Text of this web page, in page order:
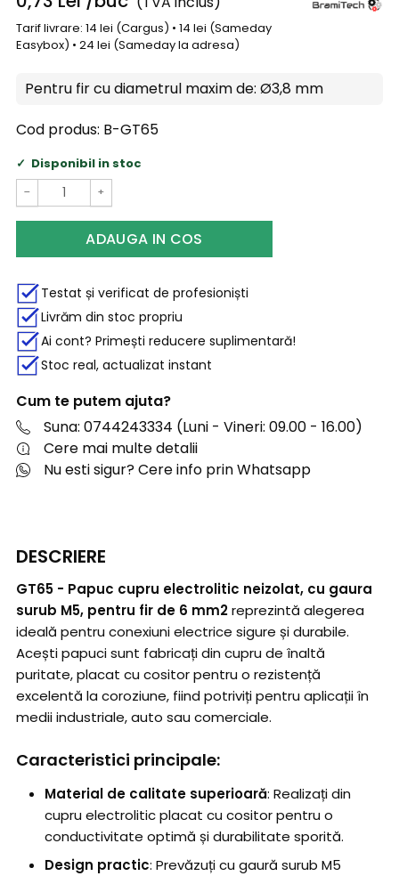
Tarif livrare: 14 lei (Cargus) • 14 lei (Sameday
Easybox) • 24 lei (Sameday la adresa)
Cod produs: B-GT65
Pentru fir cu diametrul maxim de: Ø3,8 mm
Disponibil in stoc
− +
ADAUGA IN COS
Testat și verificat de profesioniști
Livrăm din stoc propriu
Ai cont? Primești reducere suplimentară!
Stoc real, actualizat instant
Cum te putem ajuta?
Suna: 0744243334 (Luni - Vineri: 09.00 - 16.00)
Cere mai multe detalii
Nu esti sigur? Cere info prin Whatsapp
DESCRIERE
GT65 - Papuc cupru electrolitic neizolat, cu gaura
surub M5, pentru fir de 6 mm2reprezintă alegerea
ideală pentru conexiuni electrice sigure și durabile.
Acești papuci sunt fabricați din cupru de înaltă
puritate, placat cu cositor pentru o rezistență
excelentă la coroziune, fiind potriviți pentru aplicații în
medii industriale, auto sau comerciale.
Caracteristici principale:
Material de calitate superioară: Realizați din
cupru electrolitic placat cu cositor pentru o
conductivitate optimă și durabilitate sporită.
Design practic: Prevăzuți cu gaură surub M5